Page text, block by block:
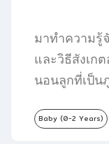
มาทำความรู้
และวิธีสังเก
นอนลูกที่เป็น
Baby (0-2 Years)